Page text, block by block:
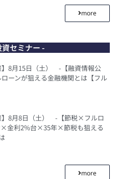
more
セミナー -
】8月15日（土） -【融資情報公
ーンが狙える金融機関とは【フル
】8月8日（土） -【節税×フルロ
×金利2%台×35年×節税も狙える
more